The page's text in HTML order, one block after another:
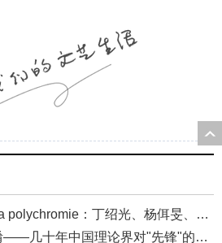
· 色彩之外 Au delà de la polychromie：丁绍光、杨佴旻、Alain Cardenas·Castro巴黎展
· 杨佴旻：迷雾中的混淆——几十年中国理论界对"先锋"的误读，对创作的误导